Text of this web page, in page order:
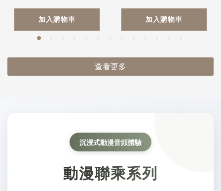
加入購物車 加入購物車
查看更多
沉浸式動漫音頻體驗
動漫聯乘系列